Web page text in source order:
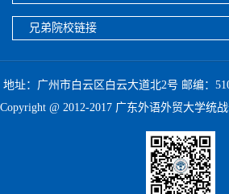
兄弟院校链接
地址：广州市白云区白云大道北2号 邮编：
Copyright @ 2012-2017 广东外语外贸大学统